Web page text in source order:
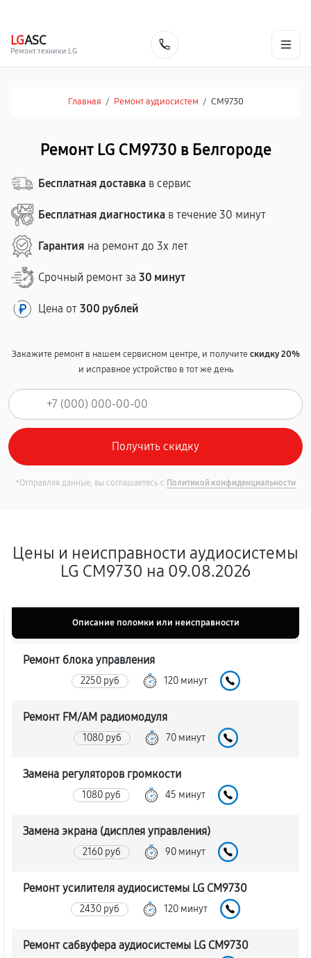
LGASC
Ремонт техники LG
Главная / Ремонт аудиосистем / CM9730
Ремонт LG CM9730 в Белгороде
Бесплатная доставка в сервис
Бесплатная диагностика в течение 30 минут
Гарантия на ремонт до 3х лет
Срочный ремонт за 30 минут
Цена от 300 рублей
Закажите ремонт в нашем сервисном центре, и получитескидку 20%
и исправное устройство в тот же день
*Отправляя данные, вы соглашаетесь с Политикой конфиденциальности
Цены и неисправности аудиосистемы
LG CM9730 на 09.08.2026
Описание поломки или неисправности
Ремонт блока управления
2250 руб 120 минут
Ремонт FM/AM радиомодуля
1080 руб 70 минут
Замена регуляторов громкости
1080 руб 45 минут
Замена экрана (дисплея управления)
2160 руб 90 минут
Ремонт усилителя аудиосистемы LG CM9730
2430 руб 120 минут
Ремонт сабвуфера аудиосистемы LG CM9730